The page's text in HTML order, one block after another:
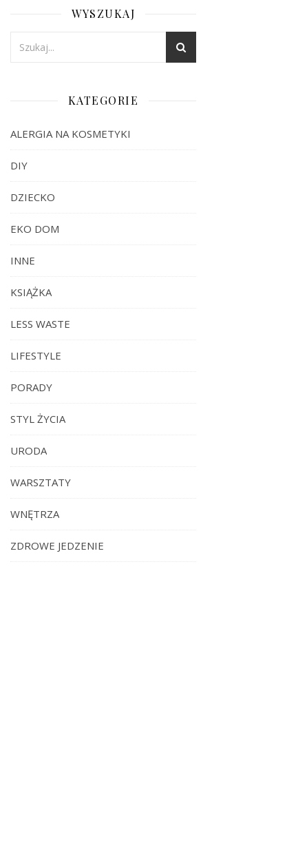
WYSZUKAJ
KATEGORIE
ALERGIA NA KOSMETYKI
DIY
DZIECKO
EKO DOM
INNE
KSIĄŻKA
LESS WASTE
LIFESTYLE
PORADY
STYL ŻYCIA
URODA
WARSZTATY
WNĘTRZA
ZDROWE JEDZENIE